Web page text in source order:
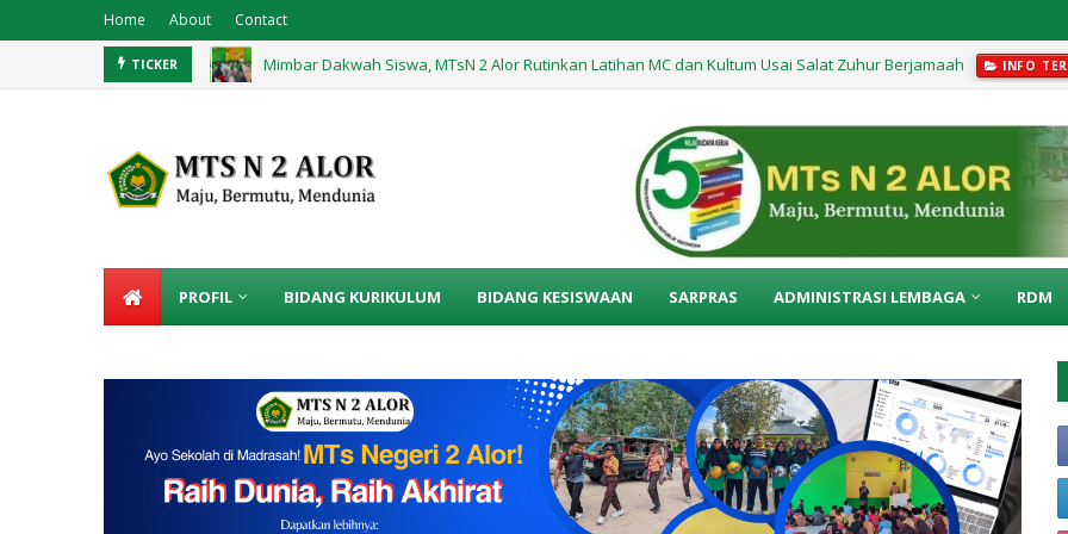
Home About Contact
TICKER
Mimbar Dakwah Siswa, MTsN 2 Alor Rutinkan Latihan MC dan Kultum Usai Salat Zuhur Berjamaah INFO
Praktik Langsung, Belajar Teks Prosedur di Kelas IX Berlangsung Menyenangkan INFO TERKINI
PROFIL BIDANG KURIKULUM BIDANG KESISWAAN SARPRAS ADMINISTRASI LEMBAGA RDM